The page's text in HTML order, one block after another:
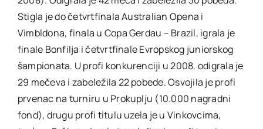
Stigla je do četvrtfinala Australian Opena i
Vimbldona, finala u Copa Gerdau – Brazil, igrala je
finale Bonfilja i četvrtfinale Evropskog juniorskog
šampionata. U profi konkurenciji u 2008. odigrala je
29 mečeva i zabeležila 22 pobede. Osvojila je profi
prvenac na turniru u Prokuplju (10.000 nagradni
fond), drugu profi titulu uzela je u Vinkovcima,